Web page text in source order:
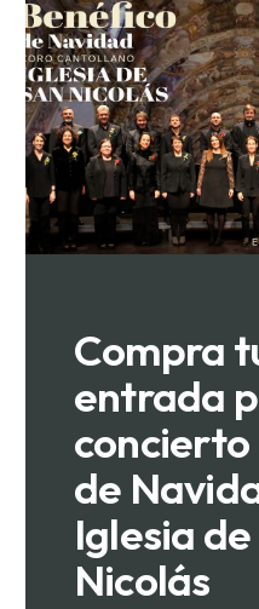
Compra
entrada
de
Iglesia de
Nicolás